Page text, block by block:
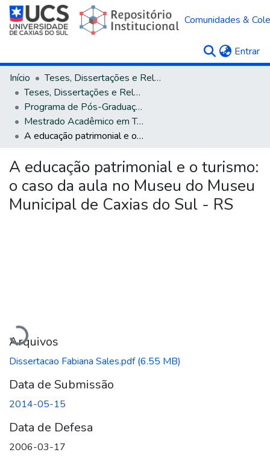
Comunidades &
Entrar
Início
Teses, Dissertações e Relatórios
Teses, Dissertações e Relatórios defendidos na UCS
Programa de Pós-Graduação em Turismo e Hospitalidade
Mestrado Acadêmico em Turismo e Hospitalidade
A educação patrimonial e o turismo: o caso da aula no Museu do Museu Municipal de Caxias do Sul - RS
A educação patrimonial e o turismo:
o caso da aula no Museu do Museu
Municipal de Caxias do Sul - RS
Carregando...
Arquivos
Dissertacao Fabiana Sales.pdf(6.55 MB)
Data de Submissão
2014-05-15
Data de Defesa
2006-03-17